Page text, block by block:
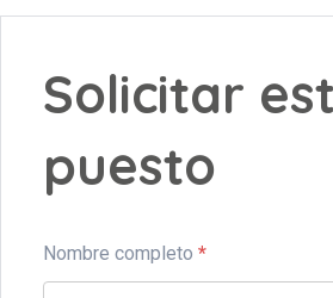
Solicitar
puesto
Nombre completo *